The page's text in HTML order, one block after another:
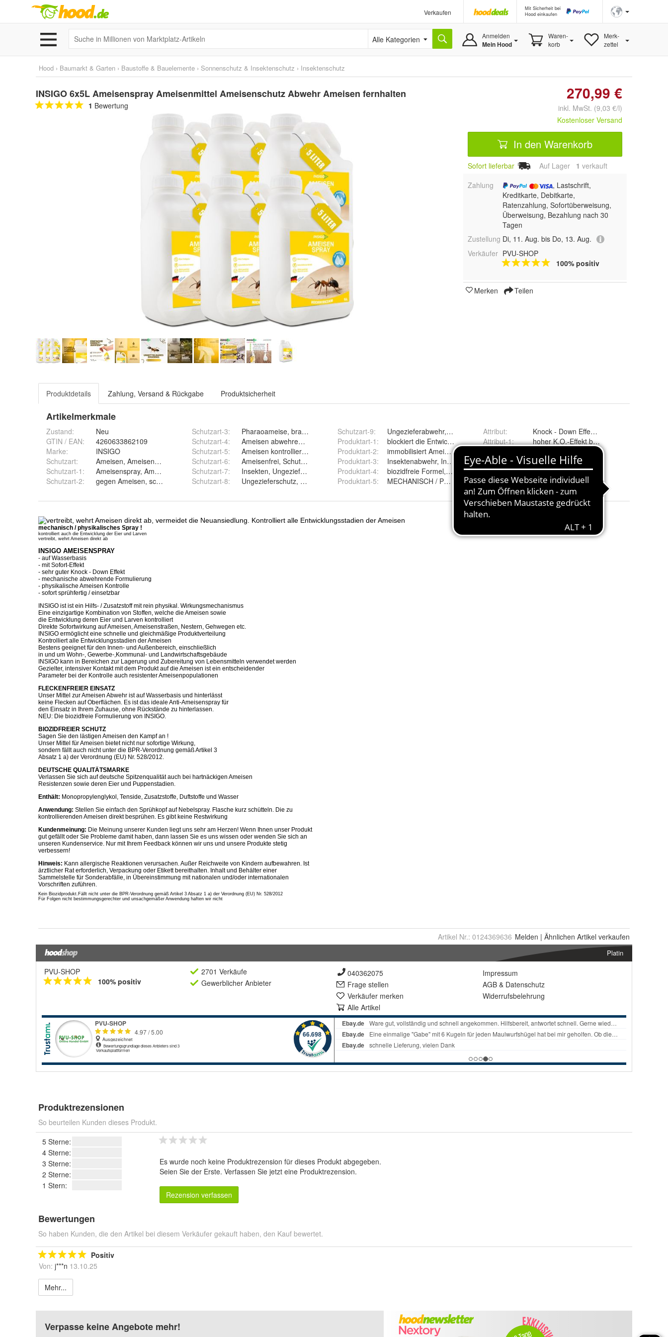
Verkaufen
Mit Sicherheit bei
Hood einkaufen
Alle Kategorien Anmelden
Mein Hood
Waren-
korb
Merk-
zettel
Hood › Baumarkt & Garten › Baustoffe & Bauelemente › Sonnenschutz & Insektenschutz › Insektenschutz
INSIGO 6x5L Ameisenspray Ameisenmittel Ameisenschutz Abwehr Ameisen fernhalten
1 Bewertung
270,99 €
inkl. MwSt. (9,03 €/l)
Kostenloser Versand
In den Warenkorb
Sofort lieferbar Auf Lager 1 verkauft
Zahlung
, Lastschrift,
Kreditkarte, Debitkarte,
Ratenzahlung, Sofortüberweisung,
Überweisung, Bezahlung nach 30
Tagen
Zustellung Di, 11. Aug. bis Do, 13. Aug.
Verkäufer PVU-SHOP
100% positiv
Merken Teilen
Produktdetails Zahlung, Versand & Rückgabe Produktsicherheit
Artikelmerkmale
Zustand:
Neu
GTIN / EAN:
4260633862109
Marke:
INSIGO
Schutzart:
Ameisen, Ameisenstraßen, Ameisennest
Schutzart-1 :
Ameisenspray, Ameisenmittel, Ameisengift
Schutzart-2: gegen Ameisen, schwarze Wegameise
Schutzart-3:
Pharaoameise, braune Holzameise, Drüsenameise
Schutzart-4:
Ameisen abwehren, vertreiben, fernhalten
Schutzart-5:
Ameisen kontrollieren, Ameisen bekämpfen
Schutzart-6:
Ameisenfrei, Schutz vor Ameisenbefall
Schutzart-7:
Insekten, Ungeziefer, Schadinsekten
Schutzart-8: Ungezieferschutz, Insekten Abwehr Spray
Schutzart-9:
Ungezieferabwehr, Ungezieferschutz
Produktart-1 :
blockiert die Entwicklung der Ameiseneier, Larven
Produktart-2:
immobilisiert Ameisen, Ameisenbekämpfung
Produktart-3:
Insektenabwehr, Insektenschutz
Produktart-4:
biozidfreie Formel, auf Wasserbasis
Produktart-5: MECHANISCH / PHYSIKALISCHES ABWEHRSPRAY
Attribut:
Knock - Down Effekt, KO-Wirkung,
Attribut-1:
hoher K.O.-Effekt bei Ameisen
deutsche Qualitätsmarke
Lieferumfang: 6x5L Kanister
Artikel Nr.: 0124369636 Melden | Ähnlichen Artikel verkaufen
Platin
PVU-SHOP
100% positiv
2701 Verkäufe
Gewerblicher Anbieter
040362075
Frage stellen
Verkäufer merken
Alle Artikel
Impressum
AGB & Datenschutz
Widerrufsbelehrung
Produktrezensionen
So beurteilen Kunden dieses Produkt.
5 Sterne:
4 Sterne:
3 Sterne:
2 Sterne:
1 Stern:
Es wurde noch keine Produktrezension für dieses Produkt abgegeben.
Seien Sie der Erste. Verfassen Sie jetzt eine Produktrezension.
Rezension verfassen
Bewertungen
So haben Kunden, die den Artikel bei diesem Verkäufer gekauft haben, den Kauf bewertet.
Positiv
Von: j***n 13.10.25
Mehr...
Verpasse keine Angebote mehr!